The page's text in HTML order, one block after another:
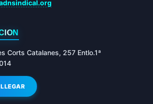
Corts Catalanes, 257 Entlo.1ª